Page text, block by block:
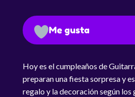
Me gusta
Hoy es el cumpleaños de
preparan una fiesta sorpresa y
regalo y la decoración según los